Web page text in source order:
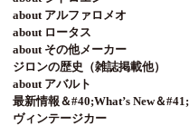
about アルファロメオ
about ロータス
about その他メーカー
ジロンの歴史（雑誌掲載他）
about アバルト
最新情報＆#40;What’s New＆#41;
ヴィンテージカー